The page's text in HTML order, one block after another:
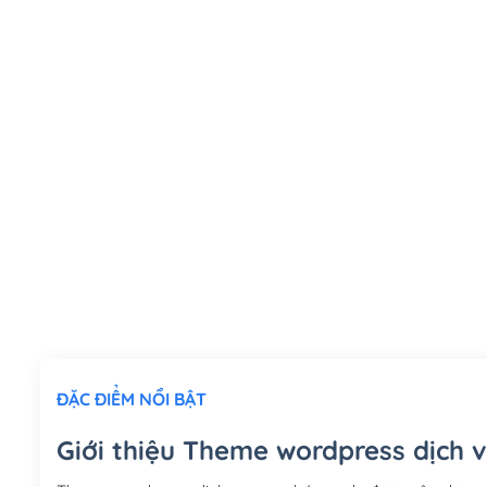
ĐẶC ĐIỂM NỔI BẬT
Giới thiệu Theme wordpress dịch